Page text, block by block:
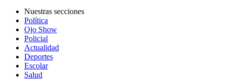
Nuestras secciones
Política
Ojo Show
Policial
Actualidad
Deportes
Escolar
Salud